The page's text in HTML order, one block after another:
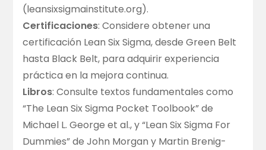
(leansixsigmainstitute.org).
Certificaciones: Considere obtener una
certificación Lean Six Sigma, desde Green Belt
hasta Black Belt, para adquirir experiencia
práctica en la mejora continua.
Libros: Consulte textos fundamentales como
“The Lean Six Sigma Pocket Toolbook” de
Michael L. George et al., y “Lean Six Sigma For
Dummies” de John Morgan y Martin Brenig-